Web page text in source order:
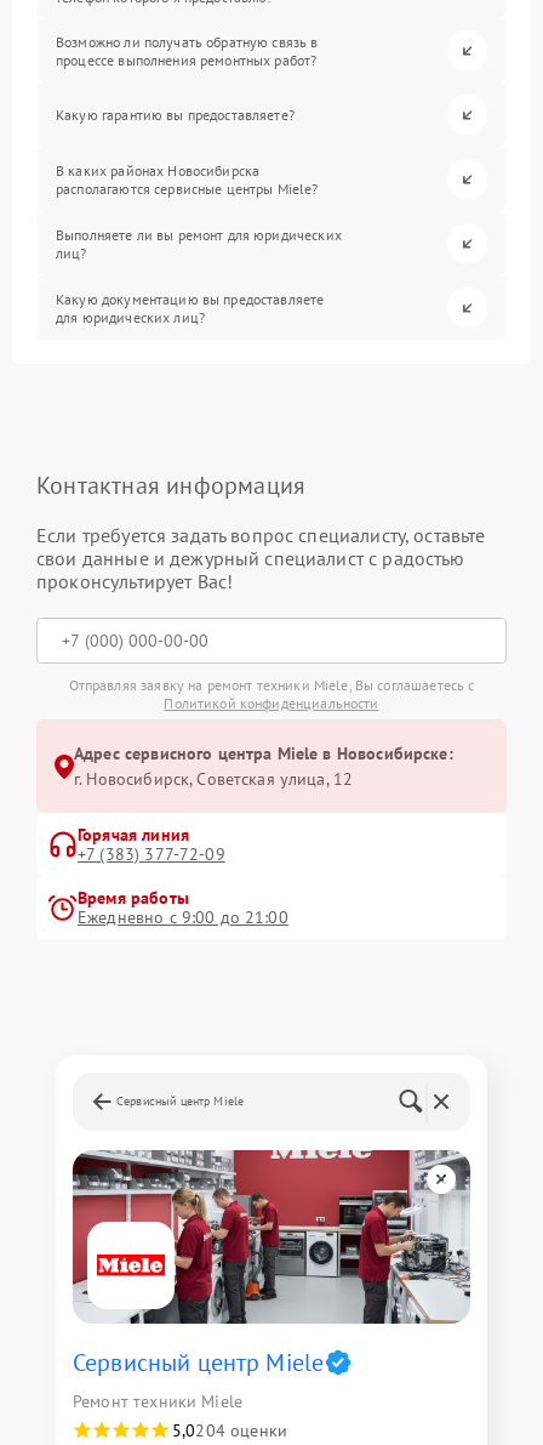
Возможно ли получать обратную связь в
процессе выполнения ремонтных работ?
Какую гарантию вы предоставляете?
В каких районах Новосибирска
располагаются сервисные центры Miele?
Выполняете ли вы ремонт для юридических
лиц?
Какую документацию вы предоставляете
для юридических лиц?
Контактная информация
Если требуется задать вопрос специалисту, оставьте
свои данные и дежурный специалист с радостью
проконсультирует Вас!
Отправляя заявку на ремонт техники Miele, Вы соглашаетесь с
Политикой конфиденциальности
Адрес сервисного центра Miele в Новосибирске:
г. Новосибирск, Советская улица, 12
Горячая линия
+7 (383) 377-72-09
Время работы
Ежедневно с 9:00 до 21:00
Сервисный центр Miele
Сервисный центр Miele
Ремонт техники Miele
5,0204 оценки